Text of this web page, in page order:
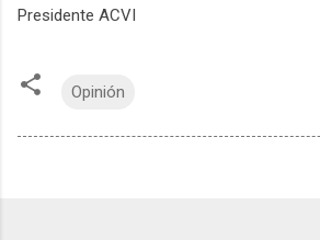
Presidente ACVI
Opinión